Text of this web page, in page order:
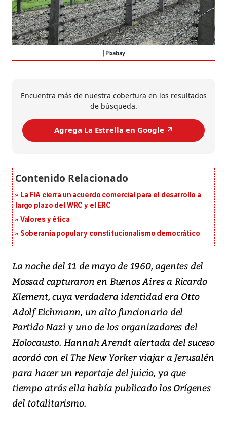
Pixabay
Encuentra más de nuestra cobertura en los resultados
de búsqueda.
Agrega La Estrella en Google ↗️
La FIA cierra un acuerdo comercial para el desarrollo a
largo plazo del WRC y el ERC
Valores y ética
Soberanía popular y constitucionalismo democrático
La noche del 11 de mayo de 1960, agentes del
Mossad capturaron en Buenos Aires a Ricardo
Klement, cuya verdadera identidad era Otto
Adolf Eichmann, un alto funcionario del
Partido Nazi y uno de los organizadores del
Holocausto. Hannah Arendt alertada del suceso
acordó con elThe New Yorkerviajar a Jerusalén
para hacer un reportaje del juicio, ya que
tiempo atrás ella había publicado los Orígenes
del totalitarismo.